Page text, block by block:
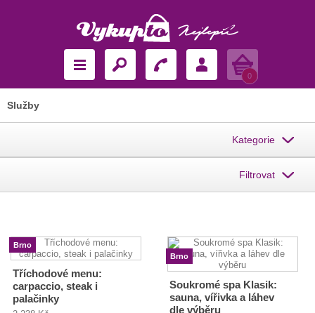
Košík
0
Služby
Kategorie
Filtrovat
Brno
Tříchodové menu:
carpaccio, steak i
palačinky
Brno
Soukromé spa Klasik:
sauna, vířivka a láhev
dle výběru